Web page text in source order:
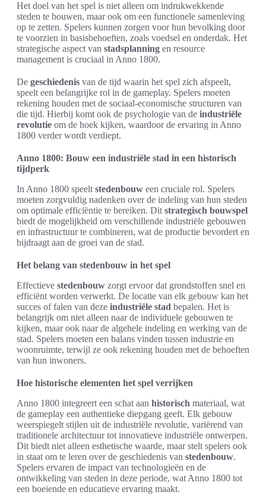
Het doel van het spel is niet alleen om indrukwekkende
steden te bouwen, maar ook om een functionele samenleving
op te zetten. Spelers kunnen zorgen voor hun bevolking door
te voorzien in basisbehoeften, zoals voedsel en onderdak. Het
strategische aspect van stadsplanning en resource
management is cruciaal in Anno 1800.
De geschiedenis van de tijd waarin het spel zich afspeelt,
speelt een belangrijke rol in de gameplay. Spelers moeten
rekening houden met de sociaal-economische structuren van
die tijd. Hierbij komt ook de psychologie van de industriële
revolutie om de hoek kijken, waardoor de ervaring in Anno
1800 verder wordt verdiept.
Anno 1800: Bouw een industriële stad in een historisch
tijdperk
In Anno 1800 speelt stedenbouw een cruciale rol. Spelers
moeten zorgvuldig nadenken over de indeling van hun steden
om optimale efficiëntie te bereiken. Dit strategisch bouwspel
biedt de mogelijkheid om verschillende industriële gebouwen
en infrastructuur te combineren, wat de productie bevordert en
bijdraagt aan de groei van de stad.
Het belang van stedenbouw in het spel
Effectieve stedenbouw zorgt ervoor dat grondstoffen snel en
efficiënt worden verwerkt. De locatie van elk gebouw kan het
succes of falen van deze industriële stad bepalen. Het is
belangrijk om niet alleen naar de individuele gebouwen te
kijken, maar ook naar de algehele indeling en werking van de
stad. Spelers moeten een balans vinden tussen industrie en
woonruimte, terwijl ze ook rekening houden met de behoeften
van hun inwoners.
Hoe historische elementen het spel verrijken
Anno 1800 integreert een schat aan historisch materiaal, wat
de gameplay een authentieke diepgang geeft. Elk gebouw
weerspiegelt stijlen uit de industriële revolutie, variërend van
traditionele architectuur tot innovatieve industriële ontwerpen.
Dit biedt niet alleen esthetische waarde, maar stelt spelers ook
in staat om te leren over de geschiedenis van stedenbouw.
Spelers ervaren de impact van technologieën en de
ontwikkeling van steden in deze periode, wat Anno 1800 tot
een boeiende en educatieve ervaring maakt.